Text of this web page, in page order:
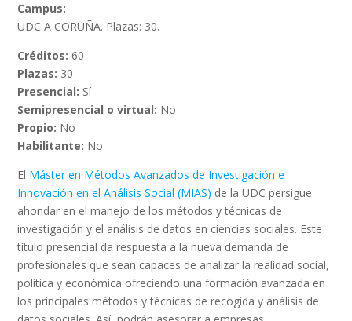
Campus:
UDC A CORUÑA. Plazas: 30.
Créditos: 60
Plazas: 30
Presencial: Sí
Semipresencial o virtual: No
Propio: No
Habilitante: No
El Máster en Métodos Avanzados de Investigación e
Innovación en el Análisis Social (MIAS) de la UDC persigue
ahondar en el manejo de los métodos y técnicas de
investigación y el análisis de datos en ciencias sociales. Este
título presencial da respuesta a la nueva demanda de
profesionales que sean capaces de analizar la realidad social,
política y económica ofreciendo una formación avanzada en
los principales métodos y técnicas de recogida y análisis de